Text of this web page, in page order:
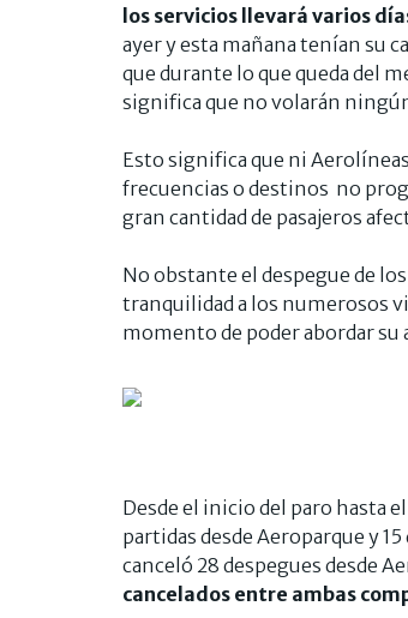
los servicios llevará varios
ayer y esta mañana tenían su
que durante lo que queda del
significa que no volarán
Esto significa que ni
frecuencias o destinos no
gran cantidad de pasajeros
No obstante el despegue de
tranquilidad a los numerosos
momento de poder abordar su
Desde el inicio del paro hasta
partidas desde Aeroparque y
canceló 28 despegues desde
cancelados entre ambas